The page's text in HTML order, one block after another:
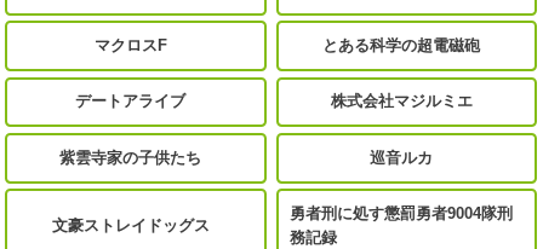
マクロスF とある科学の超電磁砲
デートアライブ 株式会社マジルミエ
紫雲寺家の子供たち 巡音ルカ
文豪ストレイドッグス
勇者刑に処す懲罰勇者9004隊刑
務記録